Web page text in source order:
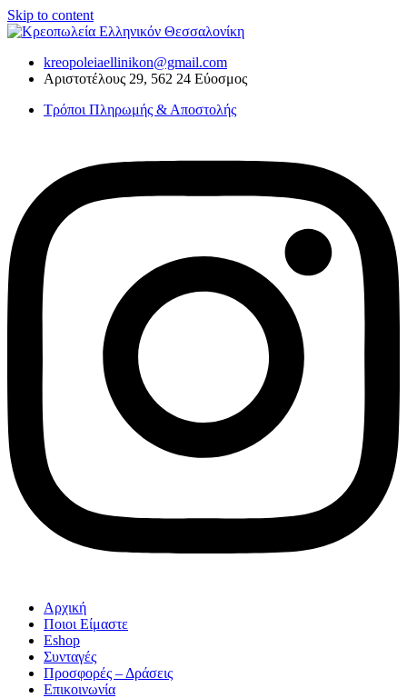
Skip to content
kreopoleiaellinikon@gmail.com
Αριστοτέλους 29, 562 24 Εύοσμος
Τρόποι Πληρωμής & Αποστολής
Αρχική
Ποιοι Είμαστε
Eshop
Συνταγές
Προσφορές – Δράσεις
Επικοινωνία